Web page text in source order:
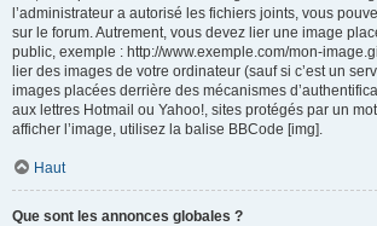
l’administrateur a autorisé les fichiers joints, vous
sur le forum. Autrement, vous devez lier une image
public, exemple : http://www.exemple.com/mon-
lier des images de votre ordinateur (sauf si c’est un
images placées derrière des mécanismes
aux lettres Hotmail ou Yahoo!, sites protégés par un
afficher l’image, utilisez la balise BBCode [img].
Haut
Que sont les annonces globales ?